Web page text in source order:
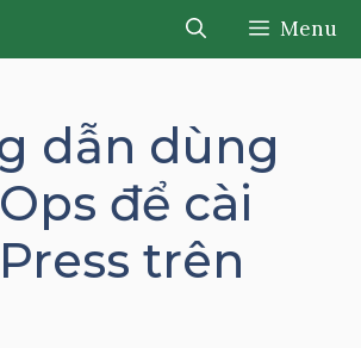
Menu
dẫn dùng
để cài
trên